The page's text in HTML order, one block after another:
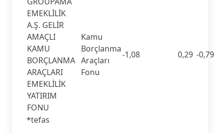
EMEKLİLİK
A.Ş. GELİR
AMAÇLI
KAMU
BORÇLANMA
ARAÇLARI
EMEKLİLİK
YATIRIM
FONU
Kamu
Borçlanma
Araçları
Fonu
-1,08 0,29 -0,79
*tefas